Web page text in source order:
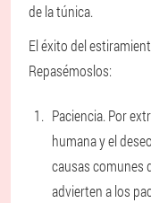
de la túnica.
El éxito del
Repasémoslos:
Paciencia. Por
humana y el
causas comunes
advierten a los